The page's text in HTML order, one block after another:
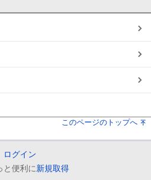
このページのトップへ
ログイン
と便利に新規取得